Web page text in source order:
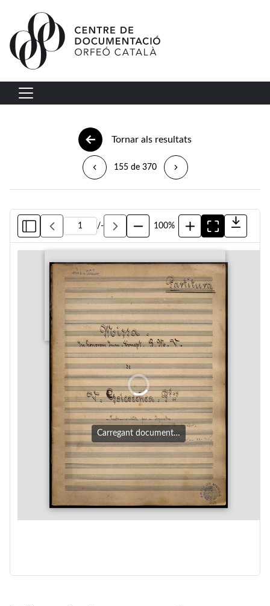
Vés al contingut
Navegació principal
Tornar als resultats
155 de 370
/- 100%
Carregant document…